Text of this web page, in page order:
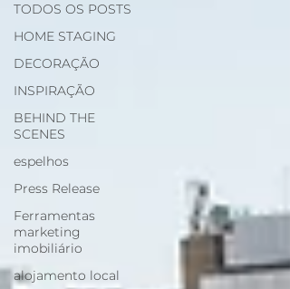
TODOS OS POSTS
HOME STAGING
DECORAÇÃO
INSPIRAÇÃO
BEHIND THE
SCENES
espelhos
Press Release
Ferramentas
marketing
imobiliário
alojamento local